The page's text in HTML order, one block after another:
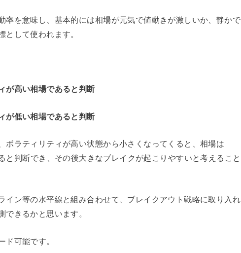
率を意味し、基本的には相場が元気で値動きが激しいか、静かで
として使われます。
が高い相場であると判断
が低い相場であると判断
ボラティリティが高い状態から小さくなってくると、相場は
判断でき、その後大きなブレイクが起こりやすいと考えること
イン等の水平線と組み合わせて、ブレイクアウト戦略に取り入れ
できるかと思います。
ド可能です。